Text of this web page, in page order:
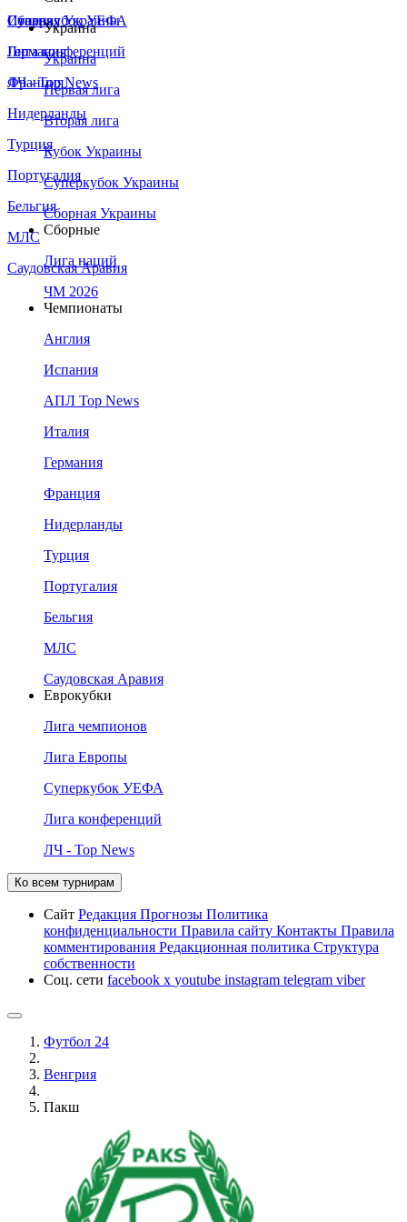
Сборная Украины
Италия
Германия
Франция
Нидерланды
Турция
Португалия
Бельгия
МЛС
Саудовская Аравия
Суперкубок УЕФА
Лига конференций
ЛЧ - Top News
Украина
Украина
Первая лига
Вторая лига
Кубок Украины
Суперкубок Украины
Сборная Украины
Сборные
Лига наций
ЧМ 2026
Чемпионаты
Англия
Испания
АПЛ Top News
Италия
Германия
Франция
Нидерланды
Турция
Португалия
Бельгия
МЛС
Саудовская Аравия
Еврокубки
Лига чемпионов
Лига Европы
Суперкубок УЕФА
Лига конференций
ЛЧ - Top News
Ко всем турнирам
Сайт Редакция Прогнозы Политика
конфиденциальности Правила сайту Контакты Правила
комментирования Редакционная политика Структура
собственности
Соц. сети facebook x youtube instagram telegram viber
Футбол 24
Венгрия
Пакш